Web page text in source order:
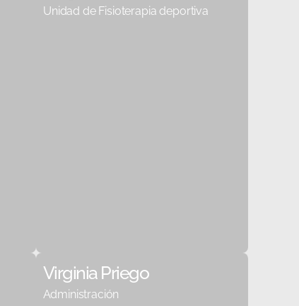
Unidad de Fisioterapia deportiva
Virginia Priego
Administración